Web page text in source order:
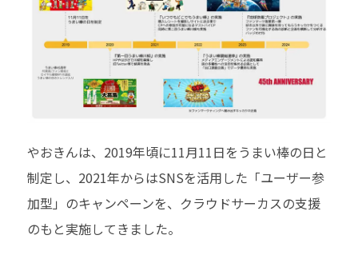
やおきんは、2019年頃に11月11日をうまい棒の日と
制定し、2021年からはSNSを活用した「ユーザー参
加型」のキャンペーンを、クラウドサーカスの支援
のもと実施してきました。